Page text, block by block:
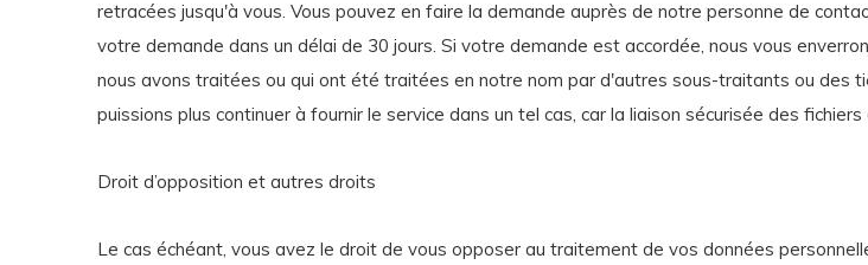
retracées jusqu'à vous. Vous pouvez en faire la demande auprès de notre personne de
votre demande dans un délai de 30 jours. Si votre demande est accordée, nous vous
nous avons traitées ou qui ont été traitées en notre nom par d'autres sous-traitants ou des
puissions plus continuer à fournir le service dans un tel cas, car la liaison sécurisée des
Droit d’opposition et autres droits
Le cas échéant, vous avez le droit de vous opposer au traitement de vos données